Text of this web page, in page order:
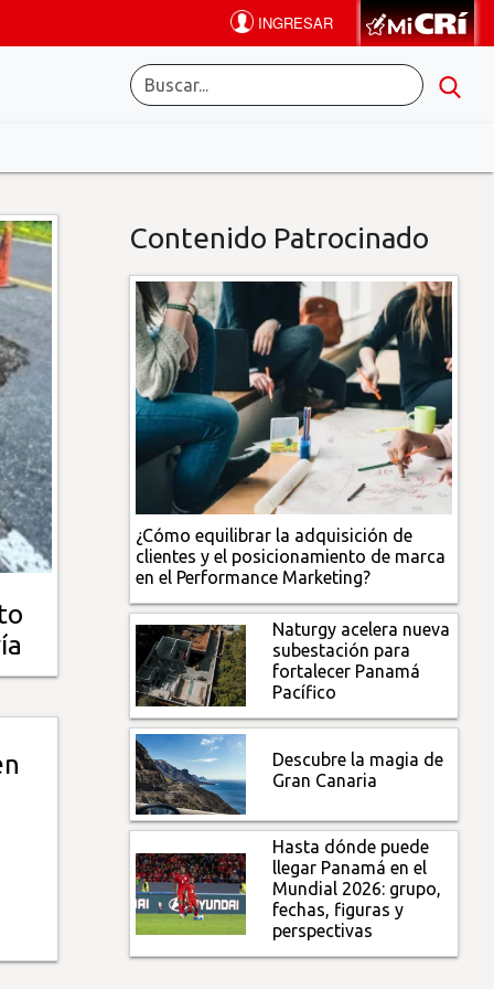
Contenido Patrocinado
¿Cómo equilibrar la adquisición de
clientes y el posicionamiento de marca
en el Performance Marketing?
Naturgy acelera nueva
subestación para
fortalecer Panamá
Pacífico
Descubre la magia de
Gran Canaria
Hasta dónde puede
llegar Panamá en el
Mundial 2026: grupo,
fechas, figuras y
perspectivas